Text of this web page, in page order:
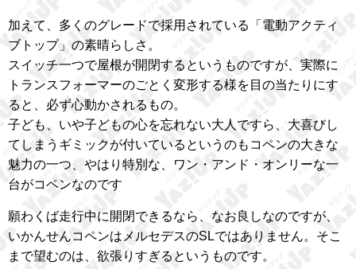
加えて、多くのグレードで採用されている「電動アクティ
ブトップ」の素晴らしさ。
スイッチ一つで屋根が開閉するというものですが、実際に
トランスフォーマーのごとく変形する様を目の当たりにす
ると、必ず心動かされるもの。
子ども、いや子どもの心を忘れない大人ですら、大喜びし
てしまうギミックが付いているというのもコペンの大きな
魅力の一つ、やはり特別な、ワン・アンド・オンリーな一
台がコペンなのです
願わくば走行中に開閉できるなら、なお良しなのですが、
いかんせんコペンはメルセデスのSLではありません。そこ
まで望むのは、欲張りすぎるというものです。